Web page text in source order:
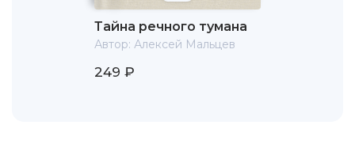
Тайна речного тумана
Автор: Алексей Мальцев
249 ₽